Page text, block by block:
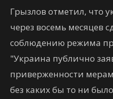
Грызлов отметил, что
через восемь месяцев
соблюдению режима
"Украина публично
приверженности
без каких бы то ни